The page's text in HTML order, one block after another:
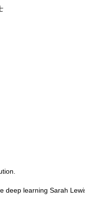
deep learning Sarah